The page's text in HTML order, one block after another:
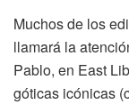
Muchos de los
llamará la
Pablo, en East
góticas icónicas